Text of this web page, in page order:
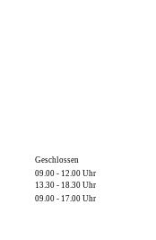
Geschlossen
09.00 - 12.00 Uhr
13.30 - 18.30 Uhr
09.00 - 17.00 Uhr